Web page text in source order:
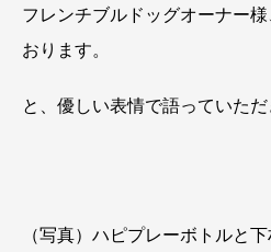
フレンチブルドッグオーナー
おります。
と、優しい表情で語っていただ
（写真）ハピプレーボトルと